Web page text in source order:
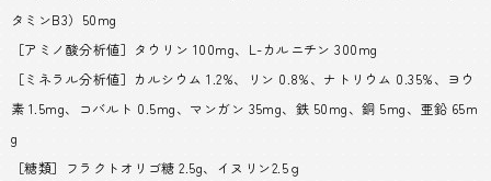
タミンB3）50mg
［アミノ酸分析値］タウリン 100mg、L-カルニチン 300mg
［ミネラル分析値］カルシウム 1.2%、リン 0.8%、ナトリウム 0.35%、ヨウ
素 1.5mg、コバルト 0.5mg、マンガン 35mg、鉄 50mg、銅 5mg、亜鉛 65m
g
［糖類］フラクトオリゴ糖 2.5g、イヌリン2.5ｇ